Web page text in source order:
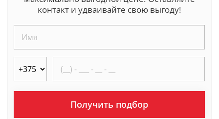
контакт и удваивайте свою выгоду!
Получить подбор